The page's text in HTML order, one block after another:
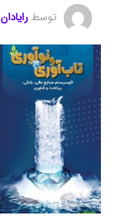
توسطرایادان